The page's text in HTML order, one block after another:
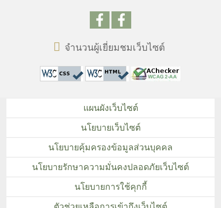
จำนวนผู้เยี่ยมชมเว็บไซต์
แผนผังเว็บไซต์
นโยบายเว็บไซต์
นโยบายคุ้มครองข้อมูลส่วนบุคคล
นโยบายรักษาความมั่นคงปลอดภัยเว็บไซต์
นโยบายการใช้คุกกี้